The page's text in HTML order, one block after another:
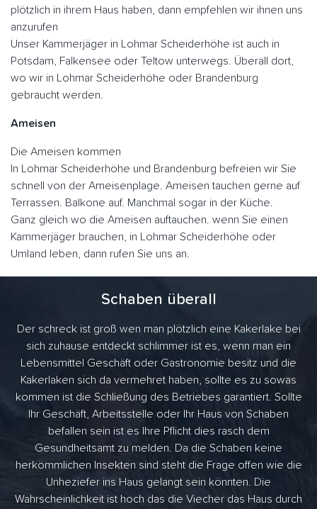
plötzlich in ihrem Haus haben, dann empfehlen wir ihnen uns
anzurufen
Unser Kammerjäger in Lohmar Scheiderhöhe ist auch in
Potsdam, Falkensee oder Teltow unterwegs. Überall dort,
wo wir in Lohmar Scheiderhöhe oder Brandenburg
gebraucht werden.
Ameisen
Die Ameisen kommen
In Lohmar Scheiderhöhe und Brandenburg befreien wir Sie
schnell von der Ameisenplage. Ameisen tauchen gerne auf
Terrassen. Balkone auf. Manchmal sogar in der Küche.
Ganz gleich wo die Ameisen auftauchen. wenn Sie einen
Kammerjäger brauchen, in Lohmar Scheiderhöhe oder
Umland leben, dann rufen Sie uns an.
Schaben überall
Der schreck ist groß wen man plötzlich eine Kakerlake bei
sich zuhause entdeckt schlimmer ist es, wenn man ein
Lebensmittel Geschäft oder Gastronomie besitz und die
Kakerlaken sich da vermehret haben, sollte es zu sowas
kommen ist die Schließung des Betriebes garantiert. Sollte
Ihr Geschäft, Arbeitsstelle oder Ihr Haus von Schaben
befallen sein ist es Ihre Pflicht dies rasch dem
Gesundheitsamt zu melden. Da die Schaben keine
herkömmlichen Insekten sind steht die Frage offen wie die
Unheziefer ins Haus gelangt sein könnten. Die
Wahrscheinlichkeit ist hoch das die Viecher das Haus durch